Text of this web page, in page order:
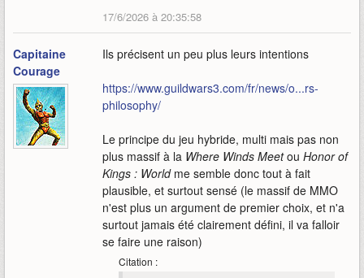
17/6/2026 à 20:35:58
Capitaine
Courage
Ils précisent un peu plus leurs intentions
https://www.guildwars3.com/fr/news/o...rs-
philosophy/
Le principe du jeu hybride, multi mais pas non
plus massif à la Where Winds Meetou Honor of
Kings : World me semble donc tout à fait
plausible, et surtout sensé (le massif de MMO
n'est plus un argument de premier choix, et n'a
surtout jamais été clairement défini, il va falloir
se faire une raison)
Citation :